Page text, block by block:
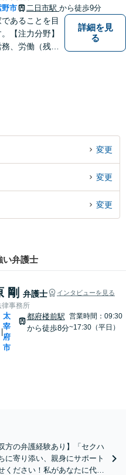
野市 二日市駅 から徒歩9分
あることを目
【注力分野】
、労働（残
詳細を見
る
変更
変更
変更
い弁護士
剛 弁護士 インタビューを見る
律事務所
太
宰
府
市
都府楼前駅
から徒歩8分
営業時間：09:30
~17:30（平日）
方の弁護経験あり】「セクハ
に寄り添い、親身にサポート
ださい！私があなたに代わ